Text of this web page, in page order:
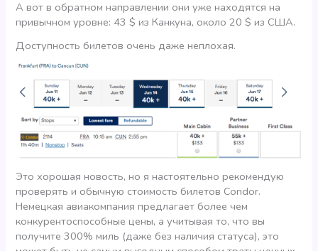
А вот в обратном направлении они уже находятся на
привычном уровне: 43 $ из Канкуна, около 20 $ из США.
Доступность билетов очень даже неплохая.
Это хорошая новость, но я настоятельно рекомендую
проверять и обычную стоимость билетов Condor.
Немецкая авиакомпания предлагает более чем
конкурентоспособные цены, а учитывая то, что вы
получите 300% миль (даже без наличия статуса), это